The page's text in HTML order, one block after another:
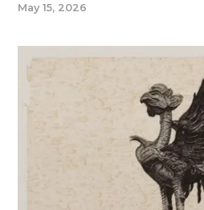
May 15, 2026